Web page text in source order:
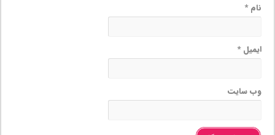
نام*
ایمیل*
وب‌ سایت